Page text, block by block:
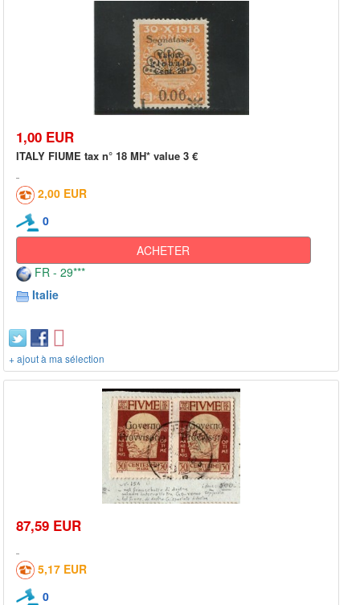
1,00 EUR
ITALY FIUME tax n° 18 MH* value 3 €
2,00 EUR
0
ACHETER
FR - 29***
Italie
+ ajout à ma sélection
87,59 EUR
5,17 EUR
0